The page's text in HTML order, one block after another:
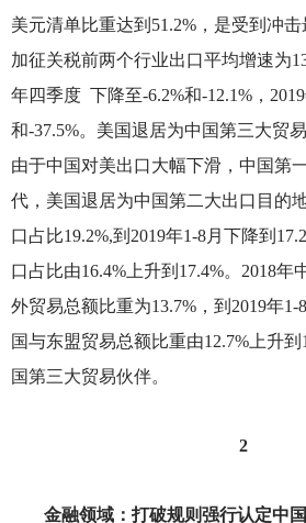
美元清单比重达到51.2%，是受到冲击
加征关税前两个行业出口平均增速为
年四季度 下降至-6.2%和-12.1%，
和-37.5%。美国退居为中国第三大贸
由于中国对美出口大幅下滑，中国第
代，美国退居为中国第二大出口目的
口占比19.2%,到2019年1-8月下降到
口占比由16.4%上升到17.4%。2018年
外贸易总额比重为13.7%，到2019年1-
国与东盟贸易总额比重由12.7%上升
国第三大贸易伙伴。
2
金融领域：打破规则强行认定中